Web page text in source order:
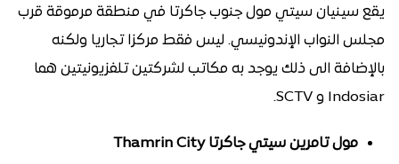
يقع سينيان سيتي مول جنوب جاكرتا في منطقة مرموقة قرب
مجلس النواب الإندونيسي. ليس فقط مركزا تجاريا ولكنه
بالإضافة الى ذلك يوجد به مكاتب لشركتين تلفزيونيتين هما
Indosiar و SCTV.
مول تامرين سيتي جاكرتا Thamrin City